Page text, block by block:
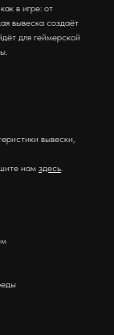
в игре: от
вывеска создаёт
для геймерской
вывески,
нам здесь.